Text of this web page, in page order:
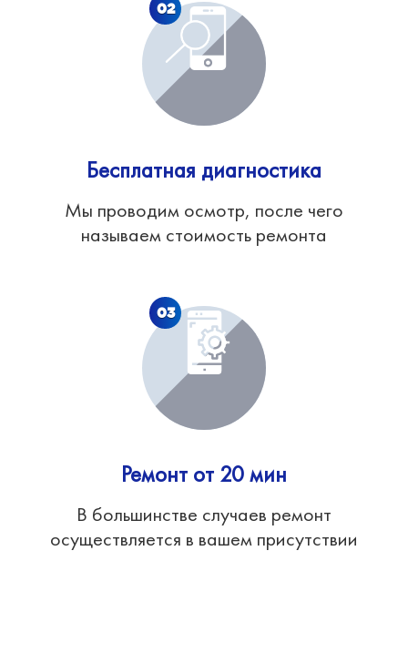
02
Бесплатная диагностика
Мы проводим осмотр, после чего
называем стоимость ремонта
03
Ремонт от 20 мин
В большинстве случаев ремонт
осуществляется в вашем присутствии